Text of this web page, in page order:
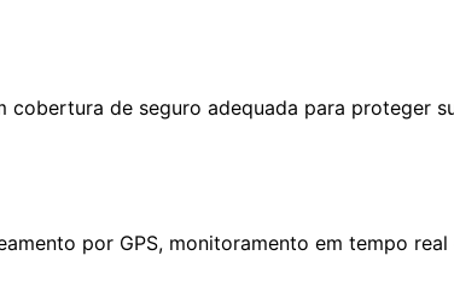
de seguro adequada para proteger
por GPS, monitoramento em tempo